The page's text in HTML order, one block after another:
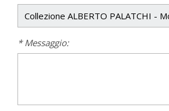
* Messaggio: